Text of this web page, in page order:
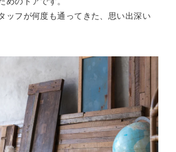
めのドアです。
ッフが何度も通ってきた、思い出深い